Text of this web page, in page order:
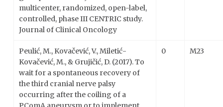
multicenter, randomized, open-label,
controlled, phase III CENTRIC study.
Journal of Clinical Oncology
Peulić, M., Kovačević, V., Miletić-
Kovačević, M., & Grujičić, D. (2017). To
wait for a spontaneous recovery of
the third cranial nerve palsy
occurring after the coiling of a
0 M23